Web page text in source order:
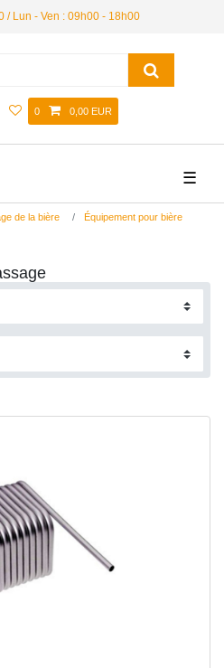
/ Lun - Ven : 09h00 - 18h00
0 0,00 EUR
☰
de la bière
Équipement pour bière